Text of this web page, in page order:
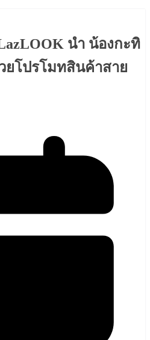
นำ น้องกะทิ
ยโปรโมทสินค้าสาย